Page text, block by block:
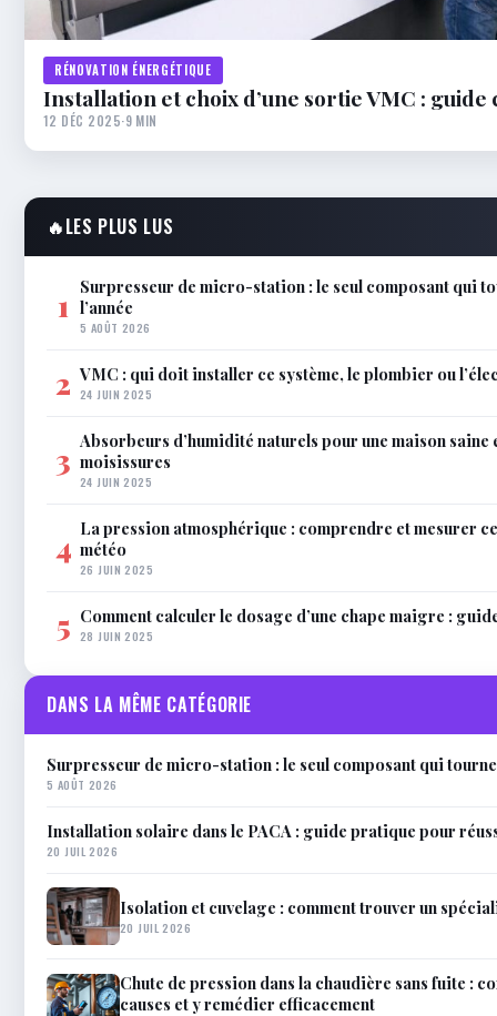
RÉNOVATION ÉNERGÉTIQUE
Installation et choix d’une sortie VMC : guide
12 DÉC 2025·9 MIN
🔥LES PLUS LUS
1 Surpresseur de micro-station : le seul composant qui
l’année
5 AOÛT 2026
2 VMC : qui doit installer ce système, le plombier ou
24 JUIN 2025
3 Absorbeurs d’humidité naturels pour une maison saine
moisissures
24 JUIN 2025
4 La pression atmosphérique : comprendre et mesurer
météo
26 JUIN 2025
5 Comment calculer le dosage d’une chape maigre :
28 JUIN 2025
DANS LA MÊME CATÉGORIE
Surpresseur de micro-station : le seul composant qui tourne
5 AOÛT 2026
Installation solaire dans le PACA : guide pratique pour
20 JUIL 2026
Isolation et cuvelage : comment trouver un
20 JUIL 2026
Chute de pression dans la chaudière sans fuite :
causes et y remédier efficacement